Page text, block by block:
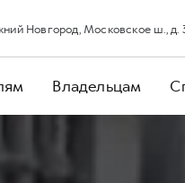
Новгород, Московское ш., д.
Владельцам